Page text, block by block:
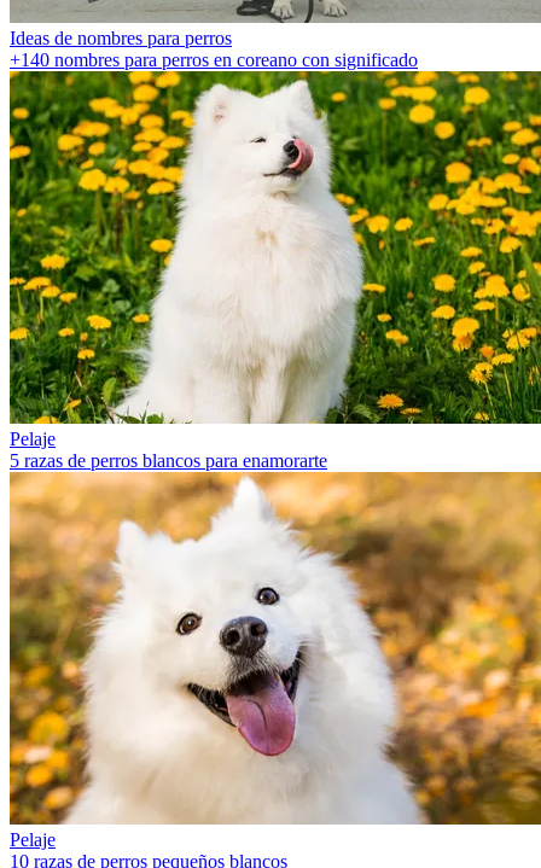
Ideas de nombres para perros
+140 nombres para perros en coreano con significado
Pelaje
5 razas de perros blancos para enamorarte
Pelaje
10 razas de perros pequeños blancos